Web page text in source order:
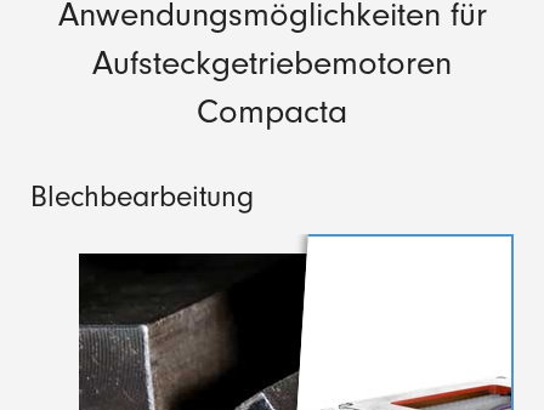
Anwendungsmöglichkeiten für
Aufsteckgetriebemotoren
Compacta
Blechbearbeitung